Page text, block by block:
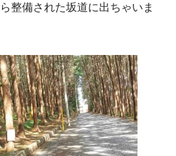
整備された坂道に出ちゃいま